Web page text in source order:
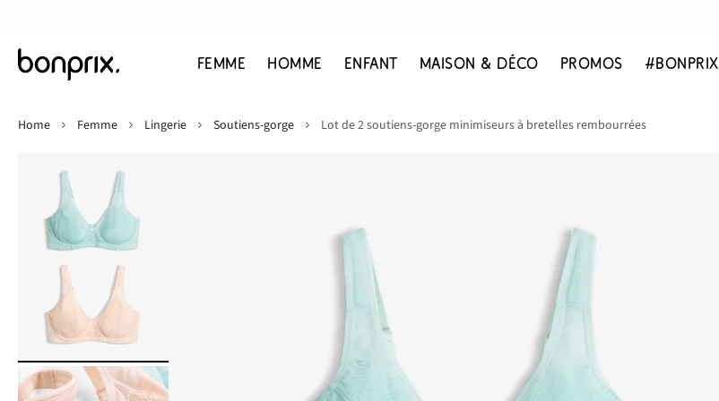
FEMME HOMME ENFANT MAISON & DÉCO PROMOS #BONPRIX
Home
Femme Lingerie Soutiens-gorge Lot de 2 soutiens-gorge minimiseurs à bretelles rembourrées